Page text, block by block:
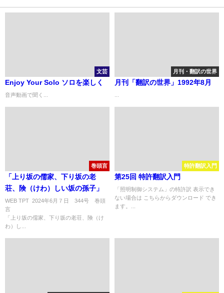
文芸
Enjoy Your Solo ソロを楽しく
音声動画で聞く...
月刊・翻訳の世界
月刊「翻訳の世界」1992年8月
巻頭言
「上り坂の儒家、下り坂の老
荘、険（けわ）しい坂の孫子」
WEB TPT 2024年6月７日 344号 巻頭
言
「上り坂の儒家、下り坂の老荘、険（け
わ）し...
特許翻訳入門
第25回 特許翻訳入門
「照明制御システム」の特許訳 表示でき
ない場合は こちらからダウンロード でき
ます。...